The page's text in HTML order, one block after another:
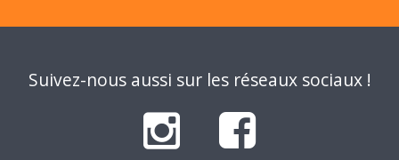
Suivez-nous aussi sur les réseaux sociaux !